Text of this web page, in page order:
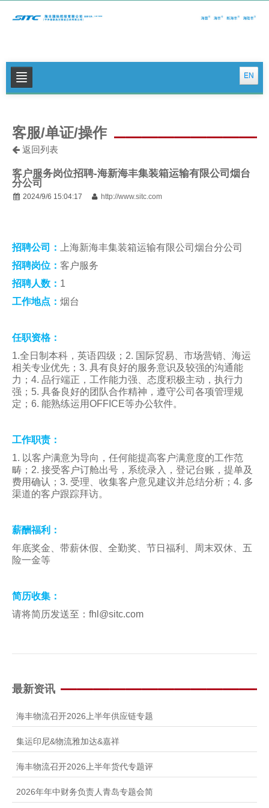
EN
公司新闻
集运特色服务
物流特色服务
投资者关系
联系我们
人才招聘
提单条件及条款
客服/单证/操作
返回列表
客户服务岗位招聘-海新海丰集装箱运输有限公司烟台
分公司
2024/9/6 15:04:17 http://www.sitc.com
招聘公司：
上海新海丰集装箱运输有限公司烟台分公司
招聘岗位： 客户服务
招聘人数： 1
工作地点： 烟台
任职资格：
1.全日制本科，英语四级；2. 国际贸易、市场营销、海运
相关专业优先；3. 具有良好的服务意识及较强的沟通能
力；4. 品行端正，工作能力强、态度积极主动，执行力
强；5. 具备良好的团队合作精神，遵守公司各项管理规
定；6. 能熟练运用OFFICE等办公软件。
工作职责：
1. 以客户满意为导向，任何能提高客户满意度的工作范
畴；2. 接受客户订舱出号，系统录入，登记台账，提单及
费用确认；3. 受理、收集客户意见建议并总结分析；4. 多
渠道的客户跟踪拜访。
薪酬福利：
年底奖金、带薪休假、全勤奖、节日福利、周末双休、五
险一金等
简历收集：
请将简历发送至： fhl@sitc.com
最新资讯
海丰物流召开2026上半年供应链专题
集运印尼&物流雅加达&嘉祥
海丰物流召开2026上半年货代专题评
2026年年中财务负责人青岛专题会简